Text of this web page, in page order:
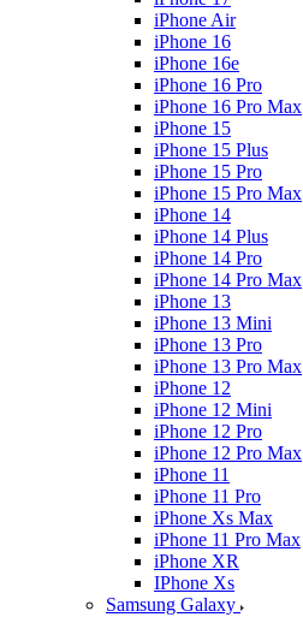
iPhone Air
iPhone 16
iPhone 16e
iPhone 16 Pro
iPhone 16 Pro Max
iPhone 15
iPhone 15 Plus
iPhone 15 Pro
iPhone 15 Pro Max
iPhone 14
iPhone 14 Plus
iPhone 14 Pro
iPhone 14 Pro Max
iPhone 13
iPhone 13 Mini
iPhone 13 Pro
iPhone 13 Pro Max
iPhone 12
iPhone 12 Mini
iPhone 12 Pro
iPhone 12 Pro Max
iPhone 11
iPhone 11 Pro
iPhone Xs Max
iPhone 11 Pro Max
iPhone XR
IPhone Xs
Samsung Galaxy